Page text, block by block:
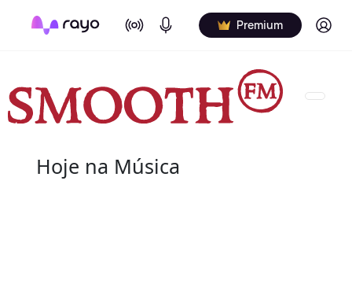
On Air Podcasts Premium Log in
Hoje na Música